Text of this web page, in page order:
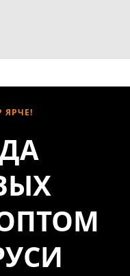
ЯРЧЕ!